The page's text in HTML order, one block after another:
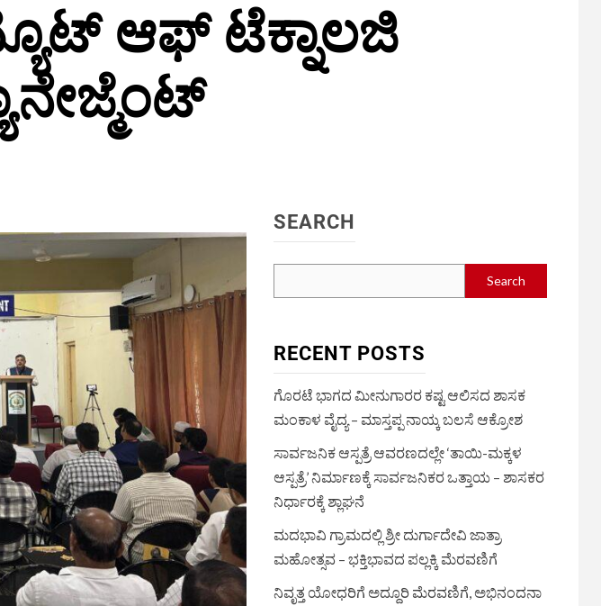
ಆಫ್ ಟೆಕ್ನಾಲಜಿ
SEARCH
Search
RECENT POSTS
ಗೊರಟೆ ಭಾಗದ ಮೀನುಗಾರರ ಕಷ್ಟ ಆಲಿಸದ ಶಾಸಕ
ಮಂಕಾಳ ವೈದ್ಯ – ಮಾಸ್ತಪ್ಪ ನಾಯ್ಕ ಬಲಸೆ ಆಕ್ರೋಶ
ಸಾರ್ವಜನಿಕ ಆಸ್ಪತ್ರೆ ಆವರಣದಲ್ಲೇ ‘ತಾಯಿ-ಮಕ್ಕಳ
ಆಸ್ಪತ್ರೆ’ ನಿರ್ಮಾಣಕ್ಕೆ ಸಾರ್ವಜನಿಕರ ಒತ್ತಾಯ – ಶಾಸಕರ
ನಿರ್ಧಾರಕ್ಕೆ ಶ್ಲಾಘನೆ
ಮದಭಾವಿ ಗ್ರಾಮದಲ್ಲಿ ಶ್ರೀ ದುರ್ಗಾದೇವಿ ಜಾತ್ರಾ
ಮಹೋತ್ಸವ – ಭಕ್ತಿಭಾವದ ಪಲ್ಲಕ್ಕಿ ಮೆರವಣಿಗೆ
ನಿವೃತ್ತ ಯೋಧರಿಗೆ ಅದ್ದೂರಿ ಮೆರವಣಿಗೆ, ಅಭಿನಂದನಾ